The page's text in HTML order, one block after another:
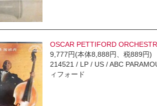
OSCAR PETTIFORD
9,777円(本体8,888円、税889円)
214521 / LP / US / ABC
ィフォード